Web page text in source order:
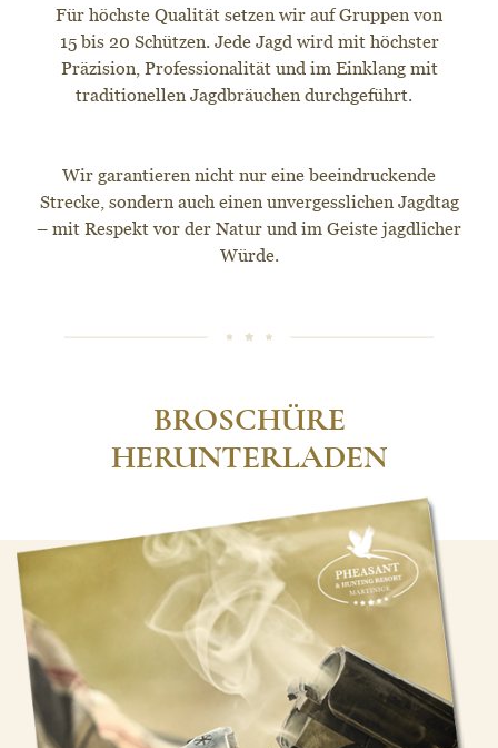
Für höchste Qualität setzen wir auf Gruppen von
15 bis 20 Schützen. Jede Jagd wird mit höchster
Präzision, Professionalität und im Einklang mit
traditionellen Jagdbräuchen durchgeführt.
Wir garantieren nicht nur eine beeindruckende
Strecke, sondern auch einen unvergesslichen Jagdtag
– mit Respekt vor der Natur und im Geiste jagdlicher
Würde.
BROSCHÜRE
HERUNTERLADEN